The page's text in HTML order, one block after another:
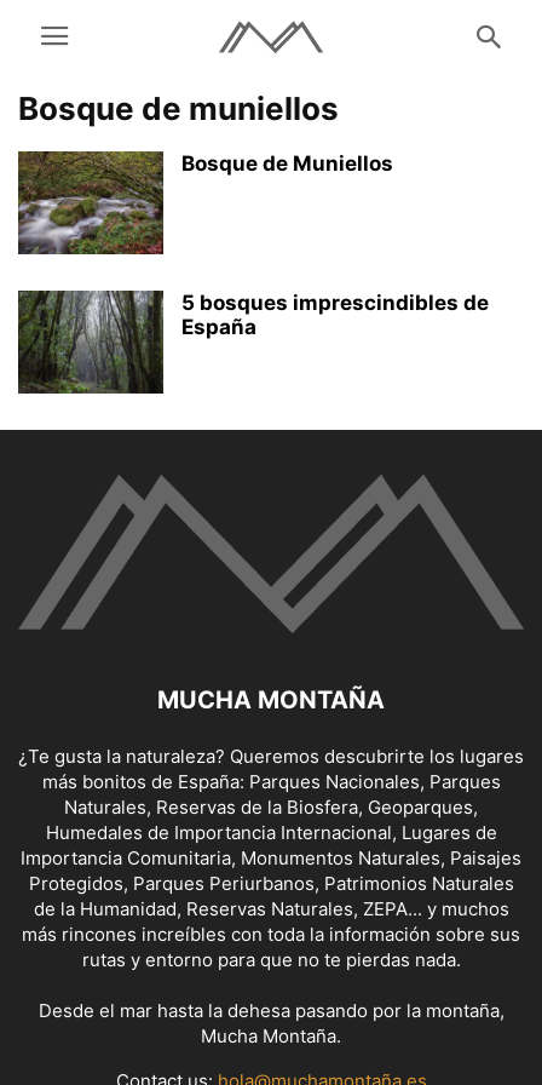
Bosque de muniellos
Bosque de Muniellos
5 bosques imprescindibles de
España
MUCHA MONTAÑA
¿Te gusta la naturaleza? Queremos descubrirte los lugares
más bonitos de España: Parques Nacionales, Parques
Naturales, Reservas de la Biosfera, Geoparques,
Humedales de Importancia Internacional, Lugares de
Importancia Comunitaria, Monumentos Naturales, Paisajes
Protegidos, Parques Periurbanos, Patrimonios Naturales
de la Humanidad, Reservas Naturales, ZEPA... y muchos
más rincones increíbles con toda la información sobre sus
rutas y entorno para que no te pierdas nada.
Desde el mar hasta la dehesa pasando por la montaña,
Mucha Montaña.
Contact us: hola@muchamontaña.es